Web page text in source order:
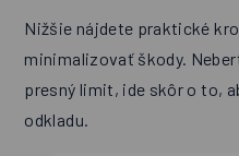
Nižšie nájdete praktické
minimalizovať škody.
presný limit, ide skôr o to,
odkladu.